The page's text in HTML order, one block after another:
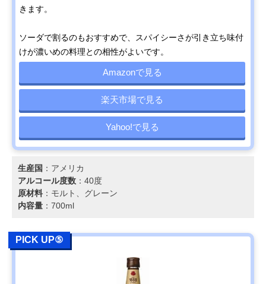
きます。
ソーダで割るのもおすすめで、スパイシーさが引き立ち味付
けが濃いめの料理との相性がよいです。
Amazonで見る
楽天市場で見る
Yahoo!で見る
生産国 ：アメリカ
アルコール度数 ：40度
原材料 ：モルト、グレーン
内容量 ：700ml
PICK UP⑤